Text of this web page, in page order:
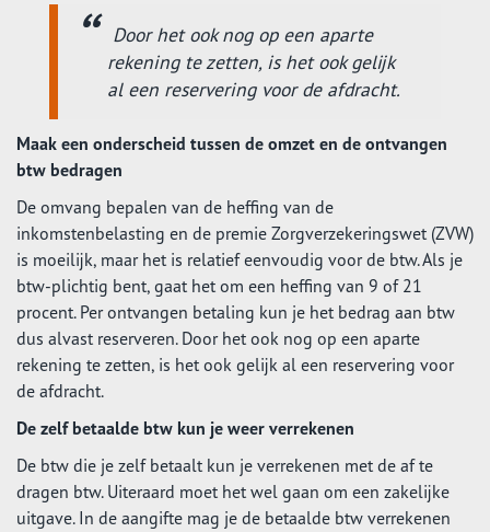
Door het ook nog op een aparte
rekening te zetten, is het ook gelijk
al een reservering voor de afdracht.​
Maak een onderscheid tussen de omzet en de ontvangen
btw bedragen
De omvang bepalen van de heffing van de
inkomstenbelasting en de premie Zorgverzekeringswet (ZVW)
is moeilijk, maar het is relatief eenvoudig voor de btw. Als je
btw-plichtig bent, gaat het om een heffing van 9 of 21
procent. Per ontvangen betaling kun je het bedrag aan btw
dus alvast reserveren. Door het ook nog op een aparte
rekening te zetten, is het ook gelijk al een reservering voor
de afdracht.
De zelf betaalde btw kun je weer verrekenen
De btw die je zelf betaalt kun je verrekenen met de af te
dragen btw. Uiteraard moet het wel gaan om een zakelijke
uitgave. In de aangifte mag je de betaalde btw verrekenen